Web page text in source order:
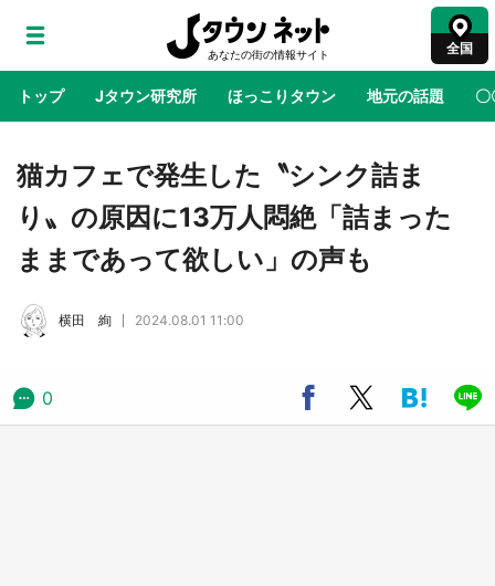
全国
トップ Jタウン研究所 ほっこりタウン 地元の話題 〇
地域×二次元 絶景 あの時はありがとう 物語がはじ
アニメ『はたらく細胞』と神奈川県の3度目コ
ラボ 作品の世界観通じて「小児がん」学べる
猫カフェで発生した〝シンク詰ま
り〟の原因に13万人悶絶「詰まった
ままであって欲しい」の声も
横田 絢 2024.08.01 11:00
0